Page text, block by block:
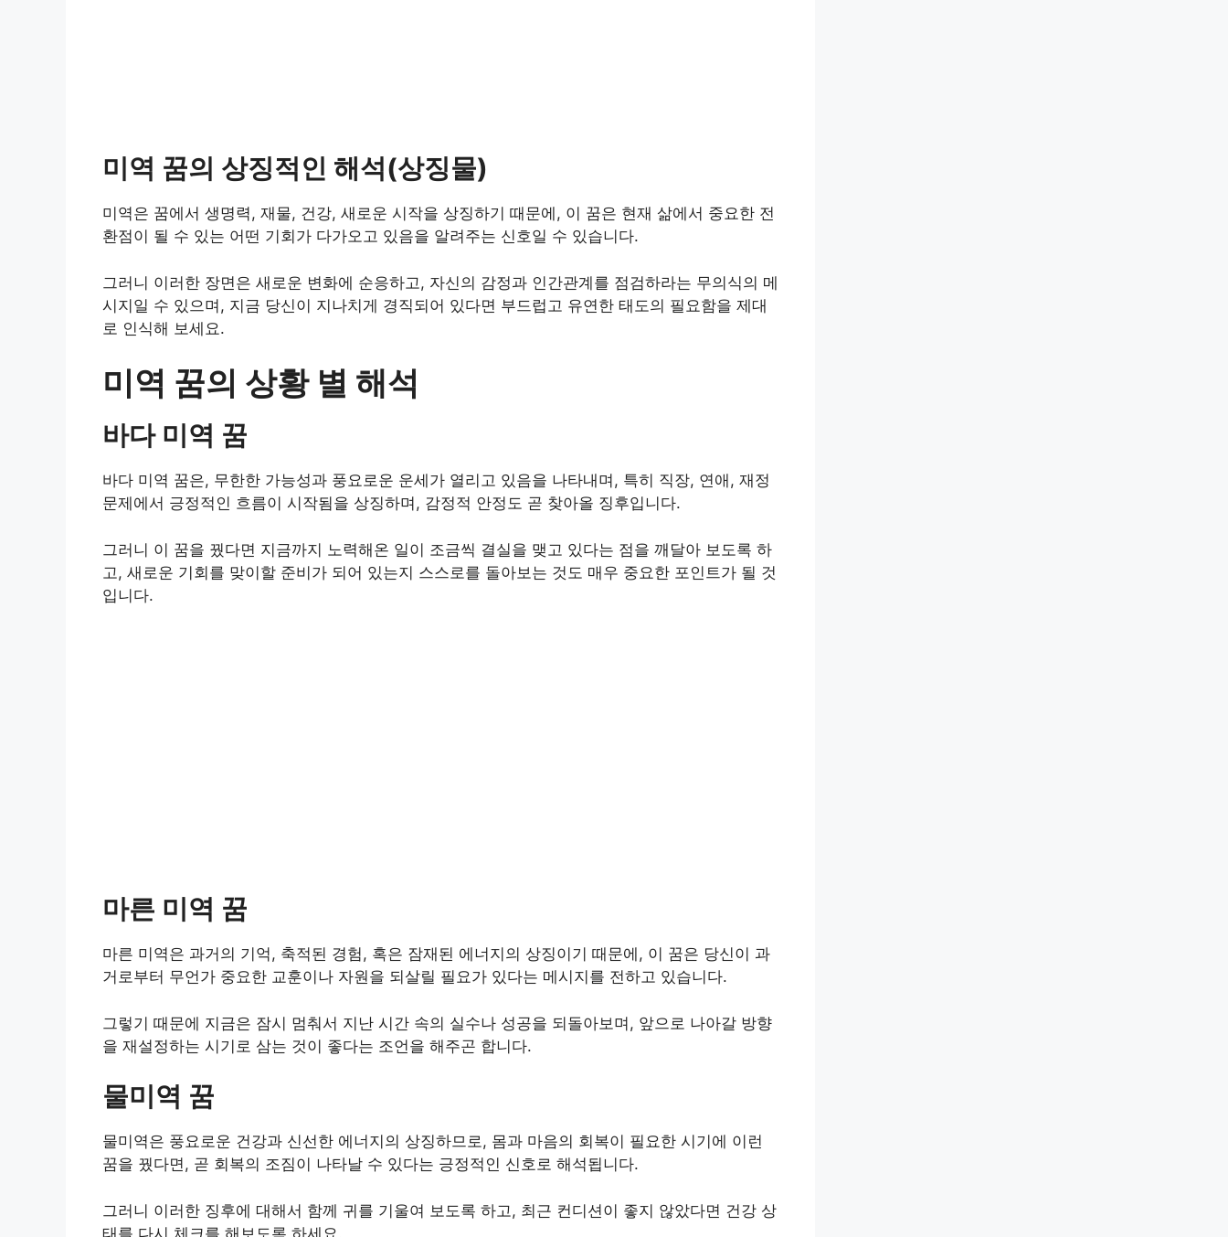
미역 꿈의 상징적인 해석(상징물)
미역은 꿈에서 생명력, 재물, 건강, 새로운 시작을 상징하기 때문에, 이 꿈은 현재 삶에서 중요한 전
환점이 될 수 있는 어떤 기회가 다가오고 있음을 알려주는 신호일 수 있습니다.
그러니 이러한 장면은 새로운 변화에 순응하고, 자신의 감정과 인간관계를 점검하라는 무의식의 메
시지일 수 있으며, 지금 당신이 지나치게 경직되어 있다면 부드럽고 유연한 태도의 필요함을 제대
로 인식해 보세요.
미역 꿈의 상황 별 해석
바다 미역 꿈
바다 미역 꿈은, 무한한 가능성과 풍요로운 운세가 열리고 있음을 나타내며, 특히 직장, 연애, 재정
문제에서 긍정적인 흐름이 시작됨을 상징하며, 감정적 안정도 곧 찾아올 징후입니다.
그러니 이 꿈을 꿨다면 지금까지 노력해온 일이 조금씩 결실을 맺고 있다는 점을 깨달아 보도록 하
고, 새로운 기회를 맞이할 준비가 되어 있는지 스스로를 돌아보는 것도 매우 중요한 포인트가 될 것
입니다.
마른 미역 꿈
마른 미역은 과거의 기억, 축적된 경험, 혹은 잠재된 에너지의 상징이기 때문에, 이 꿈은 당신이 과
거로부터 무언가 중요한 교훈이나 자원을 되살릴 필요가 있다는 메시지를 전하고 있습니다.
그렇기 때문에 지금은 잠시 멈춰서 지난 시간 속의 실수나 성공을 되돌아보며, 앞으로 나아갈 방향
을 재설정하는 시기로 삼는 것이 좋다는 조언을 해주곤 합니다.
물미역 꿈
물미역은 풍요로운 건강과 신선한 에너지의 상징하므로, 몸과 마음의 회복이 필요한 시기에 이런
꿈을 꿨다면, 곧 회복의 조짐이 나타날 수 있다는 긍정적인 신호로 해석됩니다.
그러니 이러한 징후에 대해서 함께 귀를 기울여 보도록 하고, 최근 컨디션이 좋지 않았다면 건강 상
태를 다시 체크를 해보도록 하세요.